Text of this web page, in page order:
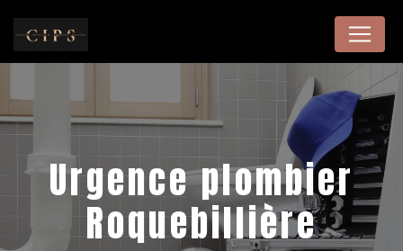
urgence plombier
Roquebillière